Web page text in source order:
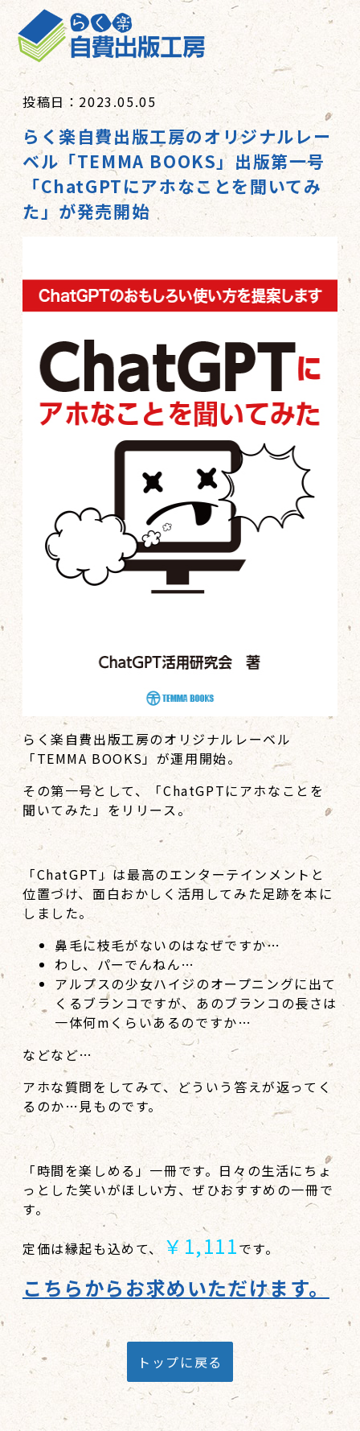
投稿日：2023.05.05
らく楽自費出版工房のオリジナルレー
ベル「TEMMA BOOKS」出版第一号
「ChatGPTにアホなことを聞いてみ
た」が発売開始
らく楽自費出版工房のオリジナルレーベル
「TEMMA BOOKS」が運用開始。
その第一号として、「ChatGPTにアホなことを
聞いてみた」をリリース。
「ChatGPT」は最高のエンターテインメントと
位置づけ、面白おかしく活用してみた足跡を本に
しました。
鼻毛に枝毛がないのはなぜですか…
わし、パーでんねん…
アルプスの少女ハイジのオープニングに出て
くるブランコですが、あのブランコの長さは
一体何mくらいあるのですか…
などなど…
アホな質問をしてみて、どういう答えが返ってく
るのか…見ものです。
「時間を楽しめる」一冊です。日々の生活にちょ
っとした笑いがほしい方、ぜひおすすめの一冊で
す。
定価は縁起も込めて、 ￥1,111です。
こちらからお求めいただけます。
トップに戻る